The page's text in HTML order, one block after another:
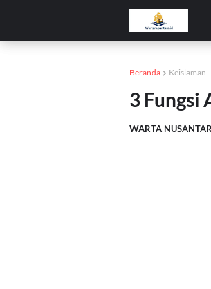
Beranda Keislaman
3 Fungsi
WARTA